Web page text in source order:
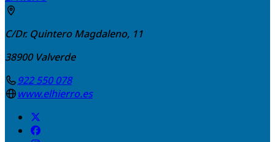
C/Dr. Quintero Magdaleno, 11
38900 Valverde
922 550 078
www.elhierro.es